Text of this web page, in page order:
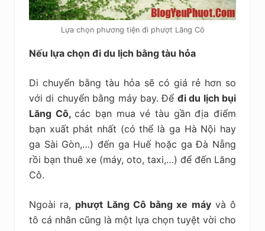
Lựa chọn phương tiện đi phượt Lăng Cô
Nếu lựa chọn đi du lịch bằng tàu hỏa
Di chuyển bằng tàu hỏa sẽ có giá rẻ hơn so
với di chuyển bằng máy bay. Để đi du lịch bụi
Lăng Cô,các bạn mua vé tàu gần địa điểm
bạn xuất phát nhất (có thể là ga Hà Nội hay
ga Sài Gòn,…) đến ga Huế hoặc ga Đà Nẵng
rồi bạn thuê xe (máy, oto, taxi,…) để đến Lăng
Cô.
Ngoài ra, phượt Lăng Cô bằng xe máyvà ô
tô cá nhân cũng là một lựa chọn tuyệt vời cho